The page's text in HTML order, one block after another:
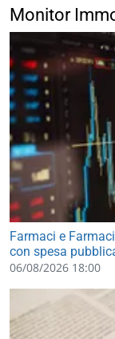
Monitor
Farmaci e
con spesa
06/08/2026 18:00